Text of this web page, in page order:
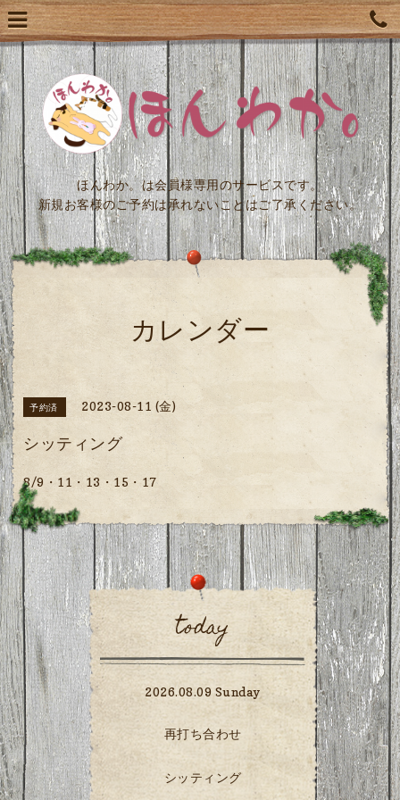
ほんわか。は会員様専用のサービスです。
新規お客様のご予約は承れないことはご了承ください。
カレンダー
予約済 2023-08-11 (金)
シッティング
8/9・11・13・15・17
today
2026.08.09 Sunday
再打ち合わせ
シッティング